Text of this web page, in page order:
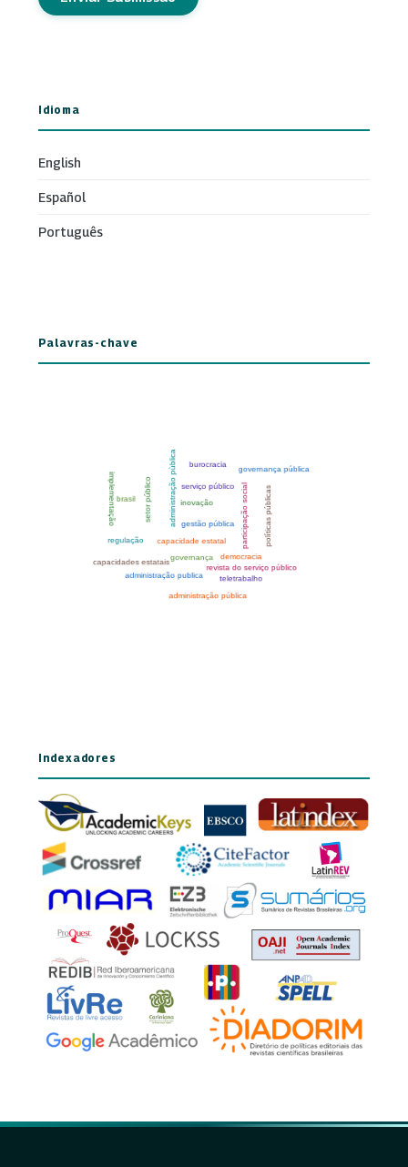
Idioma
English
Español
Português
Palavras-chave
Indexadores